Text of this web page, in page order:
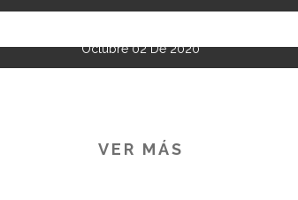
Octubre 02 De 2020
VER MÁS